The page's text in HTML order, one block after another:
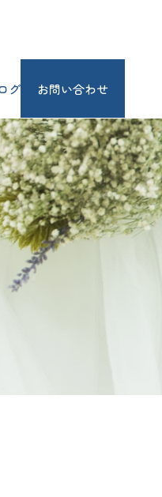
グ お問い合わせ